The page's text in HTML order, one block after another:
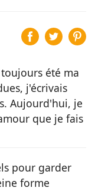
été ma
j'écrivais
Aujourd'hui, je
que je fais
pour garder
forme